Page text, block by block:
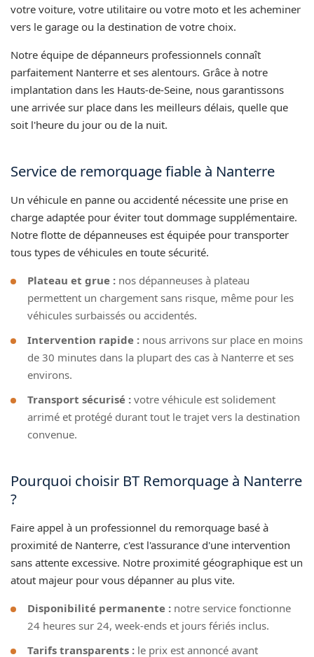
votre voiture, votre utilitaire ou votre moto et les acheminer
vers le garage ou la destination de votre choix.
Notre équipe de dépanneurs professionnels connaît
parfaitement Nanterre et ses alentours. Grâce à notre
implantation dans les Hauts-de-Seine, nous garantissons
une arrivée sur place dans les meilleurs délais, quelle que
soit l'heure du jour ou de la nuit.
Service de remorquage fiable à Nanterre
Un véhicule en panne ou accidenté nécessite une prise en
charge adaptée pour éviter tout dommage supplémentaire.
Notre flotte de dépanneuses est équipée pour transporter
tous types de véhicules en toute sécurité.
Plateau et grue : nos dépanneuses à plateau
permettent un chargement sans risque, même pour les
véhicules surbaissés ou accidentés.
Intervention rapide : nous arrivons sur place en moins
de 30 minutes dans la plupart des cas à Nanterre et ses
environs.
Transport sécurisé : votre véhicule est solidement
arrimé et protégé durant tout le trajet vers la destination
convenue.
Pourquoi choisir BT Remorquage à Nanterre
?
Faire appel à un professionnel du remorquage basé à
proximité de Nanterre, c'est l'assurance d'une intervention
sans attente excessive. Notre proximité géographique est un
atout majeur pour vous dépanner au plus vite.
Disponibilité permanente : notre service fonctionne
24 heures sur 24, week-ends et jours fériés inclus.
Tarifs transparents : le prix est annoncé avant